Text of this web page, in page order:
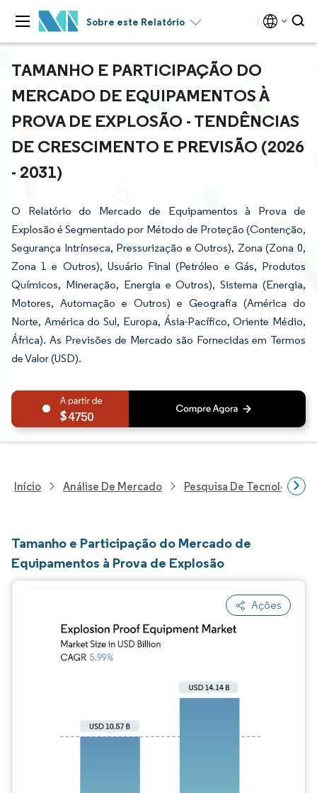
Sobre este Relatório
TAMANHO E PARTICIPAÇÃO DO
MERCADO DE EQUIPAMENTOS À
PROVA DE EXPLOSÃO - TENDÊNCIAS
DE CRESCIMENTO E PREVISÃO (2026
- 2031)
O Relatório do Mercado de Equipamentos à Prova de
Explosão é Segmentado por Método de Proteção (Contenção,
Segurança Intrínseca, Pressurização e Outros), Zona (Zona 0,
Zona 1 e Outros), Usuário Final (Petróleo e Gás, Produtos
Químicos, Mineração, Energia e Outros), Sistema (Energia,
Motores, Automação e Outros) e Geografia (América do
Norte, América do Sul, Europa, Ásia-Pacífico, Oriente Médio,
África). As Previsões de Mercado são Fornecidas em Termos
de Valor (USD).
4750
Início Análise De Mercado Pesquisa De Tecnologia,
Tamanho e Participação do Mercado de
Equipamentos à Prova de Explosão
Ações